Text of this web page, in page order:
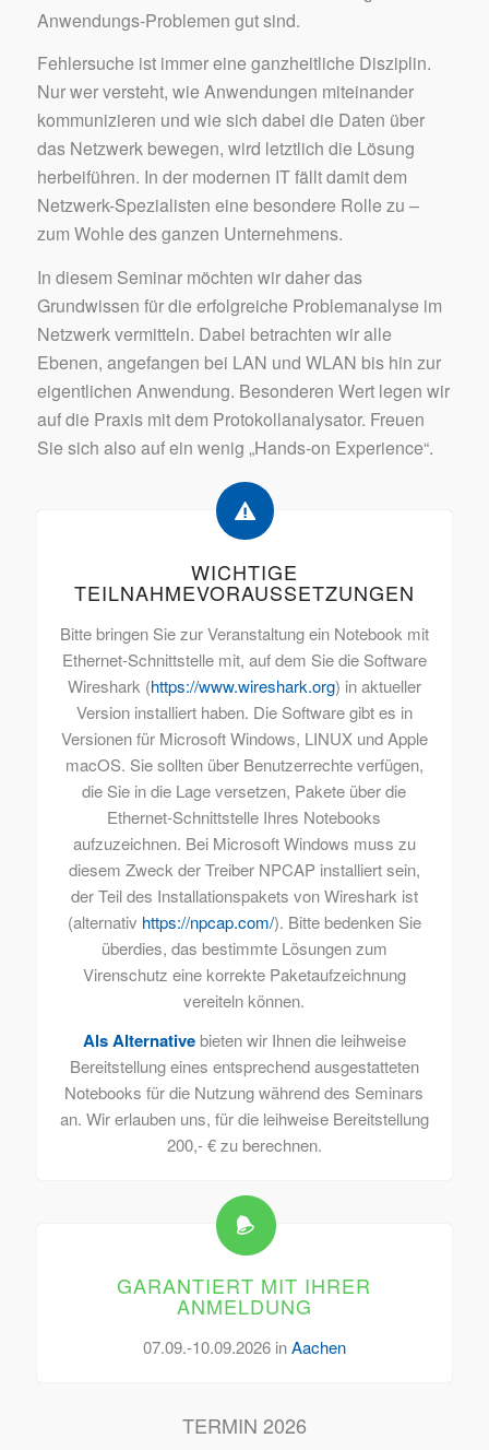
Anwendungs-Problemen gut sind.
Fehlersuche ist immer eine ganzheitliche Disziplin.
Nur wer versteht, wie Anwendungen miteinander
kommunizieren und wie sich dabei die Daten über
das Netzwerk bewegen, wird letztlich die Lösung
herbeiführen. In der modernen IT fällt damit dem
Netzwerk-Spezialisten eine besondere Rolle zu –
zum Wohle des ganzen Unternehmens.
In diesem Seminar möchten wir daher das
Grundwissen für die erfolgreiche Problemanalyse im
Netzwerk vermitteln. Dabei betrachten wir alle
Ebenen, angefangen bei LAN und WLAN bis hin zur
eigentlichen Anwendung. Besonderen Wert legen wir
auf die Praxis mit dem Protokollanalysator. Freuen
Sie sich also auf ein wenig „Hands-on Experience“.
WICHTIGE
TEILNAHMEVORAUSSETZUNGEN
Bitte bringen Sie zur Veranstaltung ein Notebook mit
Ethernet-Schnittstelle mit, auf dem Sie die Software
Wireshark (https://www.wireshark.org) in aktueller
Version installiert haben. Die Software gibt es in
Versionen für Microsoft Windows, LINUX und Apple
macOS. Sie sollten über Benutzerrechte verfügen,
die Sie in die Lage versetzen, Pakete über die
Ethernet-Schnittstelle Ihres Notebooks
aufzuzeichnen. Bei Microsoft Windows muss zu
diesem Zweck der Treiber NPCAP installiert sein,
der Teil des Installationspakets von Wireshark ist
(alternativ https://npcap.com/). Bitte bedenken Sie
überdies, das bestimmte Lösungen zum
Virenschutz eine korrekte Paketaufzeichnung
vereiteln können.
Als Alternativebieten wir Ihnen die leihweise
Bereitstellung eines entsprechend ausgestatteten
Notebooks für die Nutzung während des Seminars
an. Wir erlauben uns, für die leihweise Bereitstellung
200,- € zu berechnen.
GARANTIERT MIT IHRER
ANMELDUNG
07.09.-10.09.2026 inAachen
TERMIN 2026